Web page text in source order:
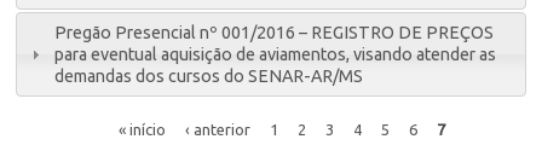
Pregão Presencial nº 001/2016 – REGISTRO DE PREÇOS
para eventual aquisição de aviamentos, visando atender as
demandas dos cursos do SENAR-AR/MS
« início ‹ anterior 1 2 3 4 5 6 7